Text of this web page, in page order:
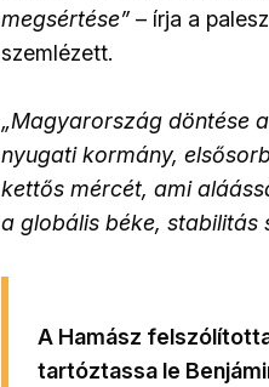
megsértése” – írja a
szemlézett.
„Magyarország döntése
nyugati kormány,
kettős mércét, ami
a globális béke, stabilitás
A Hamász
tartóztassa le